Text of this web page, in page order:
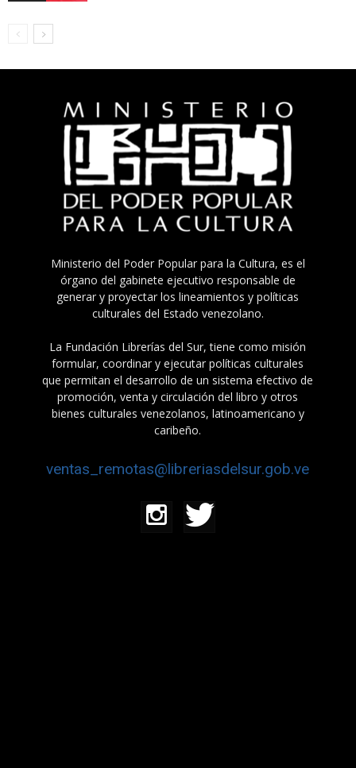
Ministerio del Poder Popular para la Cultura, es el
órgano del gabinete ejecutivo responsable de
generar y proyectar los lineamientos y políticas
culturales del Estado venezolano.
La Fundación Librerías del Sur, tiene como misión
formular, coordinar y ejecutar políticas culturales
que permitan el desarrollo de un sistema efectivo de
promoción, venta y circulación del libro y otros
bienes culturales venezolanos, latinoamericano y
caribeño.
ventas_remotas@libreriasdelsur.gob.ve